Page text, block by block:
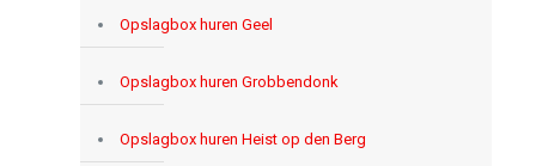
Opslagbox huren Geel
Opslagbox huren Grobbendonk
Opslagbox huren Heist op den Berg